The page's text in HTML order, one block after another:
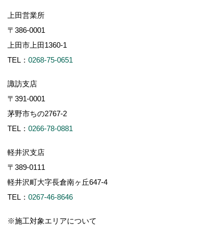
上田営業所
〒386-0001
上田市上田1360-1
TEL： 0268-75-0651
諏訪支店
〒391-0001
茅野市ちの2767-2
TEL： 0266-78-0881
軽井沢支店
〒389-0111
軽井沢町大字長倉南ヶ丘647-4
TEL： 0267-46-8646
※施工対象エリアについて